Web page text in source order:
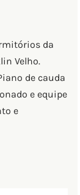
da
Velho.
de cauda
e equipe
e